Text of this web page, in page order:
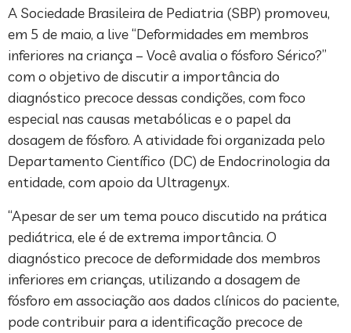
A Sociedade Brasileira de Pediatria (SBP) promoveu,
em 5 de maio, a live “Deformidades em membros
inferiores na criança – Você avalia o fósforo Sérico?”
com o objetivo de discutir a importância do
diagnóstico precoce dessas condições, com foco
especial nas causas metabólicas e o papel da
dosagem de fósforo. A atividade foi organizada pelo
Departamento Científico (DC) de Endocrinologia da
entidade, com apoio da Ultragenyx.
“Apesar de ser um tema pouco discutido na prática
pediátrica, ele é de extrema importância. O
diagnóstico precoce de deformidade dos membros
inferiores em crianças, utilizando a dosagem de
fósforo em associação aos dados clínicos do paciente,
pode contribuir para a identificação precoce de